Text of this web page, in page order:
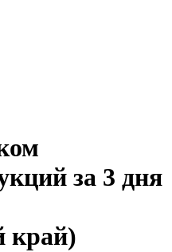
за 3 дня
край)